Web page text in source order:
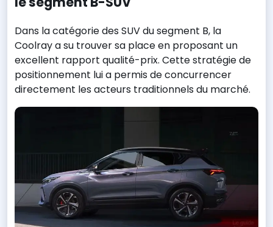
Dans la catégorie des SUV du segment B, la
Coolray a su trouver sa place en proposant un
excellent rapport qualité-prix. Cette stratégie de
positionnement lui a permis de concurrencer
directement les acteurs traditionnels du marché.